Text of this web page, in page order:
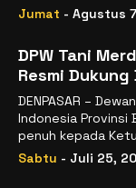
Jumat - Agustus
DPW Tani
Resmi
Wakil Menteri
DENPASAR –
Indonesia Provinsi
penuh kepada
Sabtu - Juli 25,